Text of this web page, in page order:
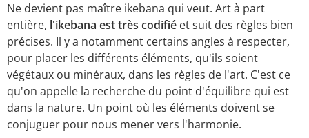
Ne devient pas maître ikebana qui veut. Art à part
entière, l'ikebana est très codifié et suit des règles bien
précises. Il y a notamment certains angles à respecter,
pour placer les différents éléments, qu'ils soient
végétaux ou minéraux, dans les règles de l'art. C'est ce
qu'on appelle la recherche du point d'équilibre qui est
dans la nature. Un point où les éléments doivent se
conjuguer pour nous mener vers l'harmonie.